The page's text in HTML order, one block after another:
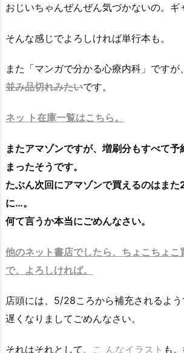
おじいちゃんぜんぜん気づかないの。ギ
そんな感じでよろしければ単行本も。
また「マンガで分かる心療内科」ですが
並み品切れみたいです。
ネッ ト在庫一覧はこちら。
またアマゾンですが、増刷分もすべて予
まったそうです。
たぶん次回にアマゾンで買えるのはまた
に…。
何て言うか本当にごめんなさい。
他のネット書店でしたら、ちょこちょこ
で、よろしければ。
店頭には、5/28ころから補充されるよう
遅くなりましてごめんなさい。
それはそれとして、 こ んなイラスト も